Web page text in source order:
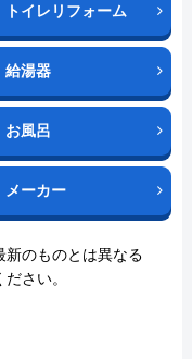
トイレリフォーム
給湯器
お風呂
メーカー
のものとは異なる
さい。